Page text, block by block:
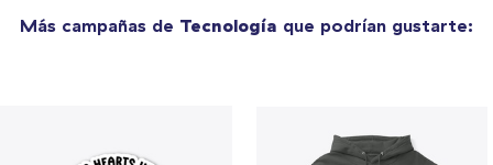
Más campañas de Tecnología que podrían gustarte: